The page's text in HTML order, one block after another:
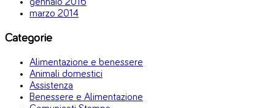
marzo 2014
Categorie
Alimentazione e benessere
Animali domestici
Assistenza
Benessere e Alimentazione